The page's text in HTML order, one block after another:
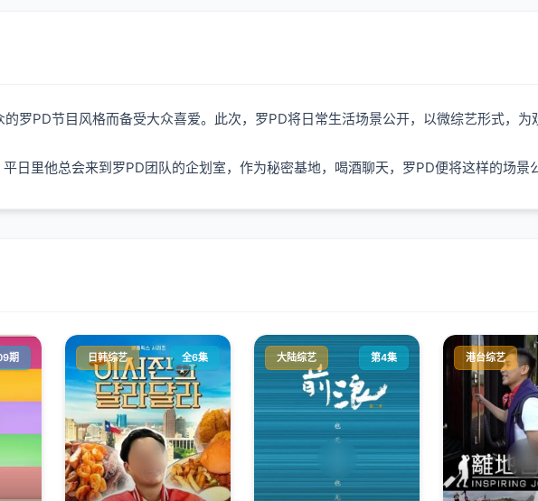
罗PD节目风格而备受大众喜爱。此次，罗PD将日常生活场景公开，以微综艺形式，
里他总会来到罗PD团队的企划室，作为秘密基地，喝酒聊天，罗PD便将这样的场景
期 日韩综艺 全6集 大陆综艺 第4集 港台综艺